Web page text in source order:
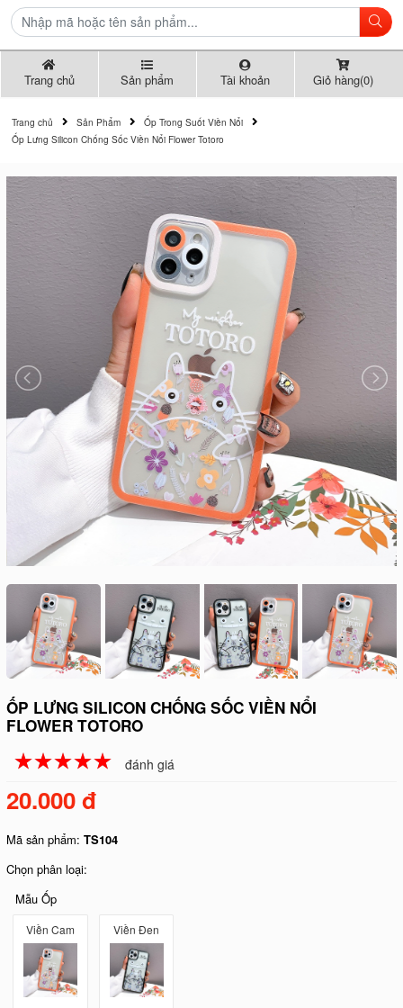
Trang chủ Sản phẩm Tài khoản Giỏ hàng(0)
Trang chủ Sản Phẩm
Ốp Trong Suốt Viền Nổi
Ốp Lưng Silicon Chống Sốc Viền Nổi Flower Totoro
ỐP LƯNG SILICON CHỐNG SỐC VIỀN NỔI
FLOWER TOTORO
☆☆☆☆☆
★★★★★ đánh giá
20.000 đ
Mã sản phẩm:TS104
Chọn phân loại:
Mẫu Ốp
Viền Cam Viền Đen